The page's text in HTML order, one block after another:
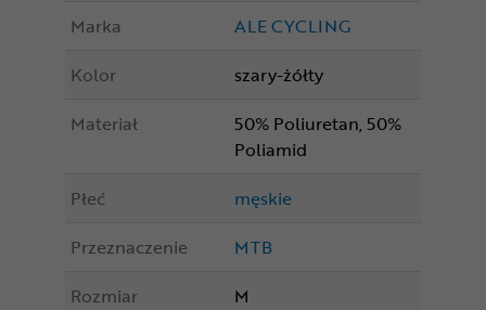
Marka
ALE CYCLING
Kolor
szary-żółty
Materiał
50% Poliuretan, 50%
Poliamid
Płeć
męskie
Przeznaczenie
MTB
Rozmiar
M